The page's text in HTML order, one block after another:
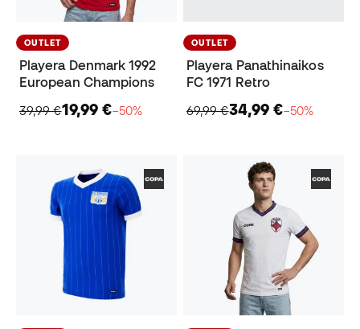
OUTLET
Playera Denmark 1992
European Champions
39,99 €19,99 €−50%
OUTLET
Playera Panathinaikos
FC 1971 Retro
69,99 €34,99 €−50%